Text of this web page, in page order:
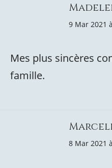
9 Mar 2021
Mes plus sincères
famille.
8 Mar 2021